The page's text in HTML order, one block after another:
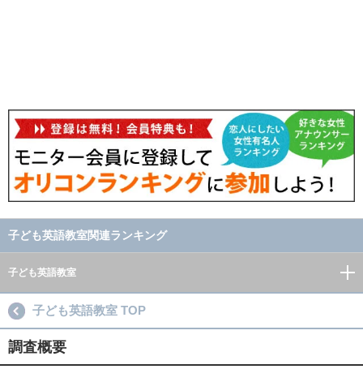
子ども英語教室関連ランキング
子ども英語教室
子ども英語教室 TOP
調査概要